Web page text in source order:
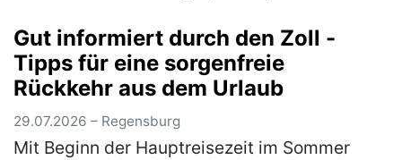
Bundeskabinett die Novelle für das
Erneuerbare-Energien-Gesetz (EE…
Gut informiert durch den Zoll -
Tipps für eine sorgenfreie
Rückkehr aus dem Urlaub
29.07.2026 – Regensburg
Mit Beginn der Hauptreisezeit im Sommer